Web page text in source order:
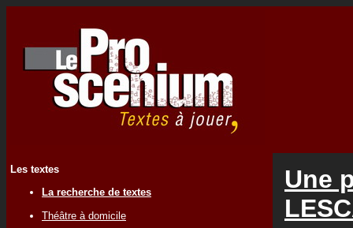
Les textes
La recherche de textes
Théâtre à domicile
Une